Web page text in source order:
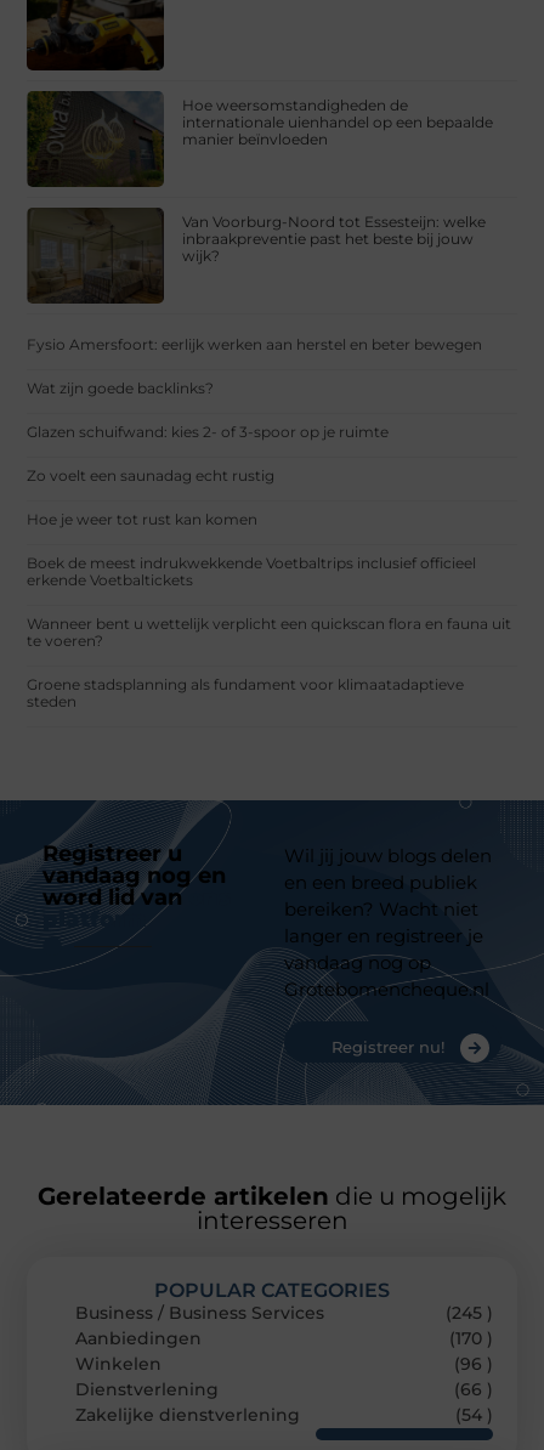
Hoe weersomstandigheden de
internationale uienhandel op een bepaalde
manier beïnvloeden
Van Voorburg-Noord tot Essesteijn: welke
inbraakpreventie past het beste bij jouw
wijk?
Fysio Amersfoort: eerlijk werken aan herstel en beter bewegen
Wat zijn goede backlinks?
Glazen schuifwand: kies 2- of 3-spoor op je ruimte
Zo voelt een saunadag echt rustig
Hoe je weer tot rust kan komen
Boek de meest indrukwekkende Voetbaltrips inclusief officieel
erkende Voetbaltickets
Wanneer bent u wettelijk verplicht een quickscan flora en fauna uit
te voeren?
Groene stadsplanning als fundament voor klimaatadaptieve
steden
Registreer u
vandaag nog en
word lid van
platform
Wil jij jouw blogs delen
en een breed publiek
bereiken? Wacht niet
langer en registreer je
vandaag nog op
Grotebomencheque.nl
Registreer nu!
Gerelateerde artikelen die u mogelijk
interesseren
POPULAR CATEGORIES
Business / Business Services
(245 )
Aanbiedingen
(170 )
Winkelen
(96 )
Dienstverlening
(66 )
Zakelijke dienstverlening
(54 )